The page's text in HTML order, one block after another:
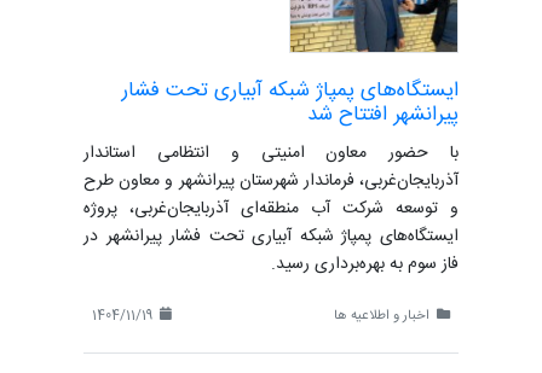
ایستگاه‌های پمپاژ شبکه آبیاری تحت فشار
پیرانشهر افتتاح شد
با حضور معاون امنیتی و انتظامی استاندار
آذربایجان‌غربی، فرماندار شهرستان پیرانشهر و معاون طرح
و توسعه شرکت آب منطقه‌ای آذربایجان‌غربی، پروژه
ایستگاه‌های پمپاژ شبکه آبیاری تحت فشار پیرانشهر در
فاز سوم به بهره‌برداری رسید.
اخبار و اطلاعیه ها